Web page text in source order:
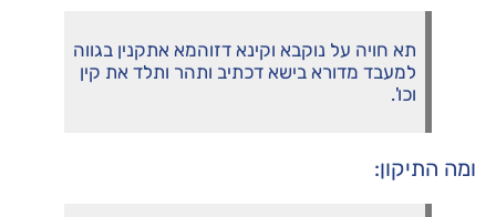
תא חויה על נוקבא וקינא דזוהמא אתקנין בגווה
למעבד מדורא בישא דכתיב ותהר ותלד את קין
וכו'.
ומה התיקון: